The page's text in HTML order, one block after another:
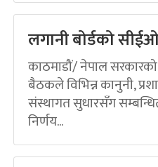
लगानी बोर्डको
काठमाडौं/ नेपाल सरकारको
बैठकले विभिन्न कानुनी,
संस्थागत सुधारसँग
निर्णय...